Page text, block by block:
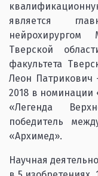
является
нейрохирургом
Тверской
факультета
Леон Патрикович
2018 в номинации
«Легенда
победитель
«Архимед».
Научная